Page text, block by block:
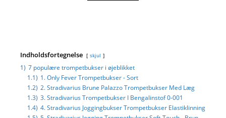
Indholdsfortegnelse skjul
1) 7 populære trompetbukser i øjeblikket
1.1) 1. Only Fever Trompetbukser - Sort
1.2) 2. Stradivarius Brune Palazzo Trompetbukser Med Læg
1.3) 3. Stradivarius Trompetbukser I Bengalinstof 0-001
1.4) 4. Stradivarius Joggingbukser Trompetbukser Elastiklinning